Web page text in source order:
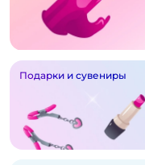
Подарки и сувениры